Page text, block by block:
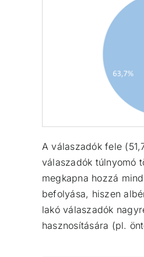
A válaszadók fele
válaszadók túlnyomó
megkapna hozzá
befolyása, hiszen
lakó válaszadók
hasznosítására (pl.